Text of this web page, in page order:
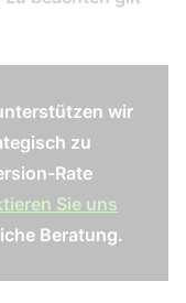
wir
zu
Rate
Sie uns
Beratung.